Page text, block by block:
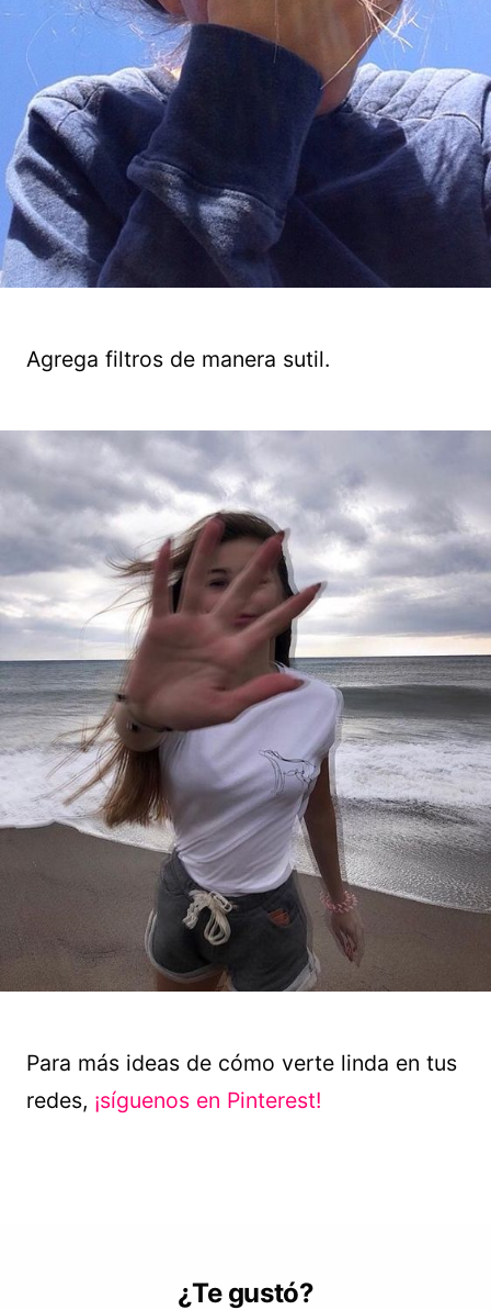
Agrega filtros de manera sutil.
Para más ideas de cómo verte linda en tus
redes, ¡síguenos en Pinterest!
¿Te gustó?